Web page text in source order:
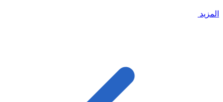
المزيد